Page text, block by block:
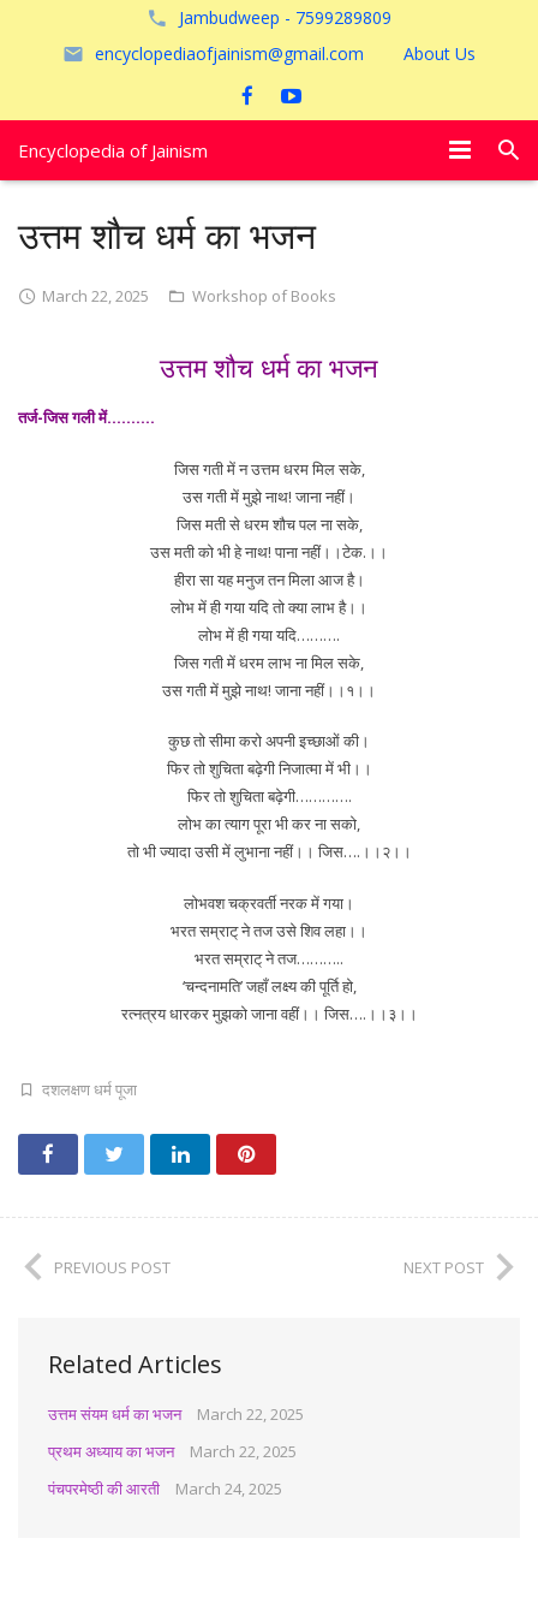
Jambudweep - 7599289809
encyclopediaofjainism@gmail.com
About Us
Encyclopedia of Jainism
उत्तम शौच धर्म का भजन
March 22, 2025 Workshop of Books
उत्तम शौच धर्म का भजन
तर्ज-जिस गली में……….
जिस गती में न उत्तम धरम मिल सके,
उस गती में मुझे नाथ! जाना नहीं।
जिस मती से धरम शौच पल ना सके,
उस मती को भी हे नाथ! पाना नहीं।।टेक.।।
हीरा सा यह मनुज तन मिला आज है।
लोभ में ही गया यदि तो क्या लाभ है।।
लोभ में ही गया यदि……….
जिस गती में धरम लाभ ना मिल सके,
उस गती में मुझे नाथ! जाना नहीं।।१।।
कुछ तो सीमा करो अपनी इच्छाओं की।
फिर तो शुचिता बढ़ेगी निजात्मा में भी।।
फिर तो शुचिता बढ़ेगी………….
लोभ का त्याग पूरा भी कर ना सको,
तो भी ज्यादा उसी में लुभाना नहीं।। जिस….।।२।।
लोभवश चक्रवर्ती नरक में गया।
भरत सम्राट् ने तज उसे शिव लहा।।
भरत सम्राट् ने तज………..
‘चन्दनामति’ जहाँ लक्ष्य की पूर्ति हो,
रत्नत्रय धारकर मुझको जाना वहीं।। जिस….।।३।।
दशलक्षण धर्म पूजा
PREVIOUS POST NEXT POST
Related Articles
उत्तम संयम धर्म का भजन
March 22, 2025
प्रथम अध्याय का भजन
March 22, 2025
पंचपरमेष्ठी की आरती
March 24, 2025